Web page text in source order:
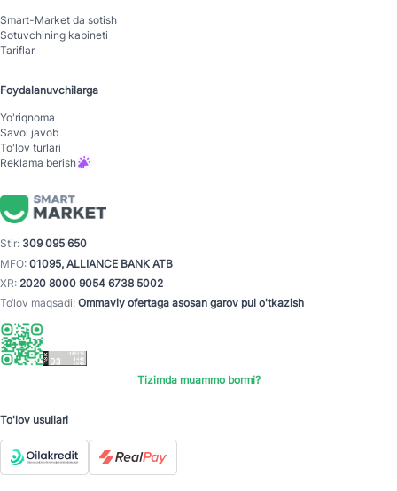
Smart-Mаrket da sotish
Sotuvchining kabineti
Tariflar
Foydalanuvchilarga
Yo'riqnoma
Savol javob
To'lov turlari
Reklama berish
Stir: 309 095 650
MFO: 01095, ALLIANCE BANK ATB
XR: 2020 8000 9054 6738 5002
To‘lov maqsadi: Ommaviy ofertaga asosan garov pul o'tkazish
Tizimda muammo bormi?
To'lov usullari